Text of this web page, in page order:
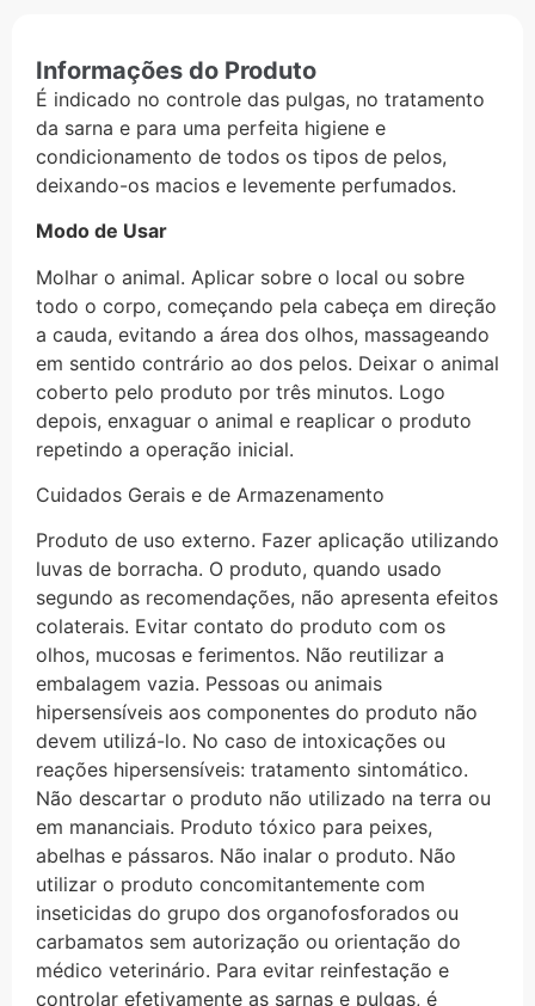
Informações do Produto
É indicado no controle das pulgas, no tratamento
da sarna e para uma perfeita higiene e
condicionamento de todos os tipos de pelos,
deixando-os macios e levemente perfumados.
Modo de Usar
Molhar o animal. Aplicar sobre o local ou sobre
todo o corpo, começando pela cabeça em direção
a cauda, evitando a área dos olhos, massageando
em sentido contrário ao dos pelos. Deixar o animal
coberto pelo produto por três minutos. Logo
depois, enxaguar o animal e reaplicar o produto
repetindo a operação inicial.
Cuidados Gerais e de Armazenamento
Produto de uso externo. Fazer aplicação utilizando
luvas de borracha. O produto, quando usado
segundo as recomendações, não apresenta efeitos
colaterais. Evitar contato do produto com os
olhos, mucosas e ferimentos. Não reutilizar a
embalagem vazia. Pessoas ou animais
hipersensíveis aos componentes do produto não
devem utilizá-lo. No caso de intoxicações ou
reações hipersensíveis: tratamento sintomático.
Não descartar o produto não utilizado na terra ou
em mananciais. Produto tóxico para peixes,
abelhas e pássaros. Não inalar o produto. Não
utilizar o produto concomitantemente com
inseticidas do grupo dos organofosforados ou
carbamatos sem autorização ou orientação do
médico veterinário. Para evitar reinfestação e
controlar efetivamente as sarnas e pulgas, é